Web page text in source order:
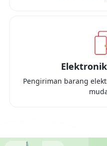
Pengiriman barang